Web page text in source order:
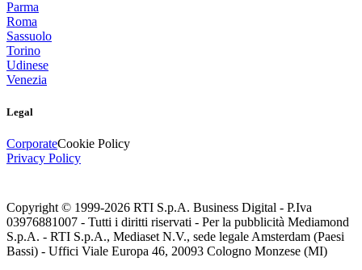
Parma
Roma
Sassuolo
Torino
Udinese
Venezia
Legal
CorporateCookie Policy
Privacy Policy
Copyright © 1999-2026 RTI S.p.A. Business Digital - P.Iva
03976881007 - Tutti i diritti riservati - Per la pubblicità Mediamond
S.p.A. - RTI S.p.A., Mediaset N.V., sede legale Amsterdam (Paesi
Bassi) - Uffici Viale Europa 46, 20093 Cologno Monzese (MI)